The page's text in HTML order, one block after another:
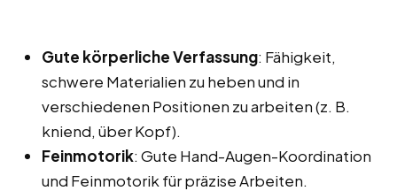
Gute körperliche Verfassung: Fähigkeit,
schwere Materialien zu heben und in
verschiedenen Positionen zu arbeiten (z. B.
kniend, über Kopf).
Feinmotorik: Gute Hand-Augen-Koordination
und Feinmotorik für präzise Arbeiten.